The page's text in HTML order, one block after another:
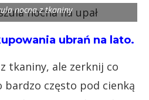
nocna z tkaniny
ubrań na lato.
tkaniny, ale zerknij co
bardzo często pod cienką